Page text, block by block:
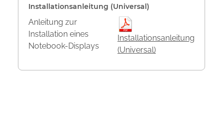
Installationsanleitung (Universal)
Anleitung zur
Installation eines
Notebook-Displays
Installationsanleitung
(Universal)